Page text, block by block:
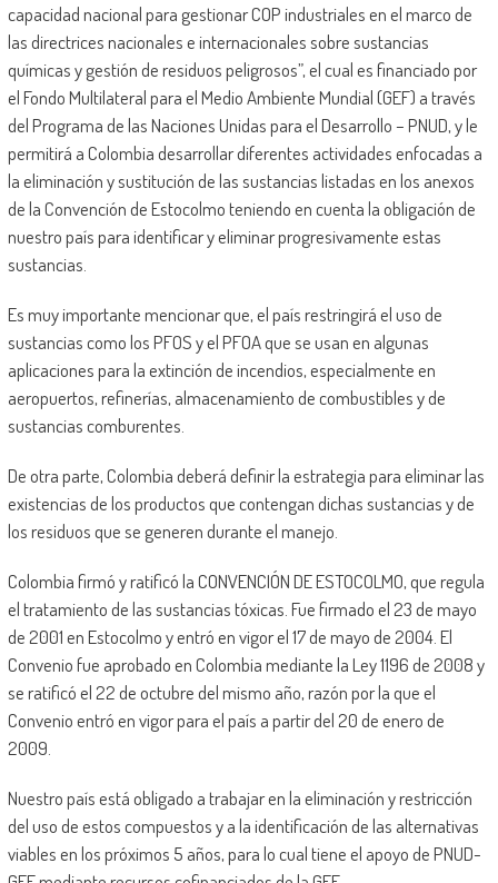
capacidad nacional para gestionar COP industriales en el marco de
las directrices nacionales e internacionales sobre sustancias
químicas y gestión de residuos peligrosos”, el cual es financiado por
el Fondo Multilateral para el Medio Ambiente Mundial (GEF) a través
del Programa de las Naciones Unidas para el Desarrollo – PNUD, y le
permitirá a Colombia desarrollar diferentes actividades enfocadas a
la eliminación y sustitución de las sustancias listadas en los anexos
de la Convención de Estocolmo teniendo en cuenta la obligación de
nuestro país para identificar y eliminar progresivamente estas
sustancias.
Es muy importante mencionar que, el país restringirá el uso de
sustancias como los PFOS y el PFOA que se usan en algunas
aplicaciones para la extinción de incendios, especialmente en
aeropuertos, refinerías, almacenamiento de combustibles y de
sustancias comburentes.
De otra parte, Colombia deberá definir la estrategia para eliminar las
existencias de los productos que contengan dichas sustancias y de
los residuos que se generen durante el manejo.
Colombia firmó y ratificó la CONVENCIÓN DE ESTOCOLMO, que regula
el tratamiento de las sustancias tóxicas. Fue firmado el 23 de mayo
de 2001 en Estocolmo y entró en vigor el 17 de mayo de 2004. El
Convenio fue aprobado en Colombia mediante la Ley 1196 de 2008 y
se ratificó el 22 de octubre del mismo año, razón por la que el
Convenio entró en vigor para el país a partir del 20 de enero de
2009.
Nuestro país está obligado a trabajar en la eliminación y restricción
del uso de estos compuestos y a la identificación de las alternativas
viables en los próximos 5 años, para lo cual tiene el apoyo de PNUD-